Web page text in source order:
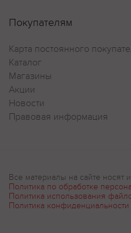
Покупателям
Карта постоянного
Каталог
Магазины
Акции
Новости
Правовая информация
Все материалы на сайте
Политика по обработке
Политика использования
Политика конфиденциальности